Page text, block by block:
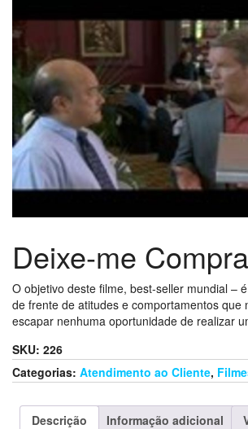
Deixe-me
O objetivo deste filme, best-seller mundial –
de frente de atitudes e comportamentos que
escapar nenhuma oportunidade de realizar
SKU: 226
Categorias: Atendimento ao Cliente,
Descrição Informação adicional